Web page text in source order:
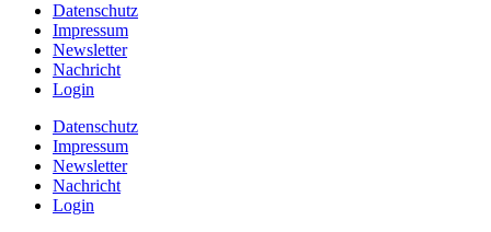
Datenschutz
Impressum
Newsletter
Nachricht
Login
Datenschutz
Impressum
Newsletter
Nachricht
Login